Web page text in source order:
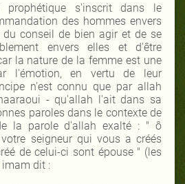
prophétique s'inscrit dans le
des hommes envers
conseil de bien agir et de se
envers elles et d'être
la nature de la femme est une
l'émotion, en vertu de leur
n'est connu que par allah
- qu'allah l'ait dans sa
paroles dans le contexte de
la parole d'allah exalté : " ô
seigneur qui vous a créés
de celui-ci sont épouse " (les
imam dit :